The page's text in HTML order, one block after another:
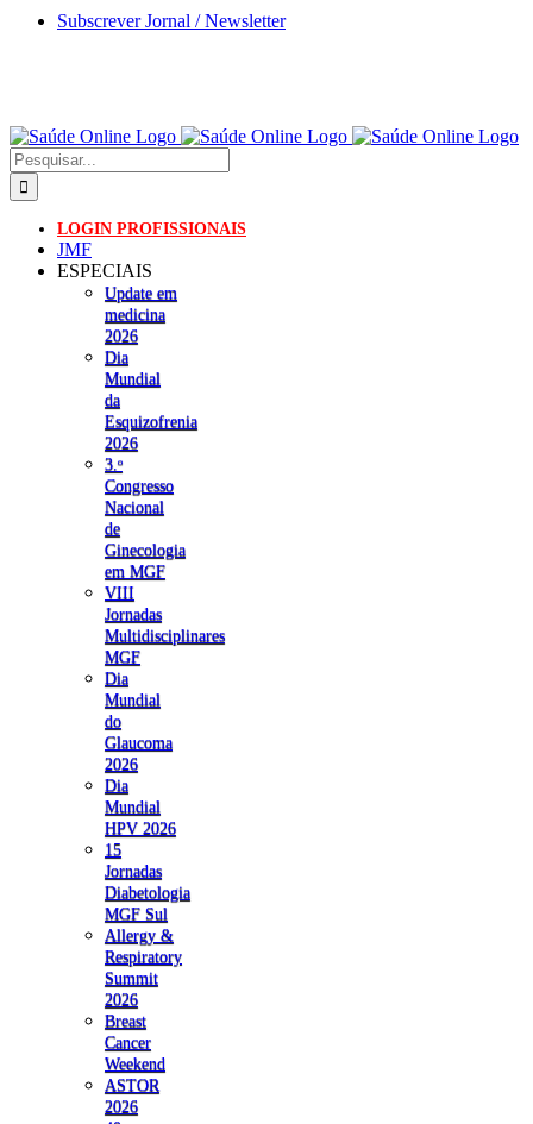
Skip
Subscrever Jornal / Newsletter
Pesquisar
LOGIN PROFISSIONAIS
JMF
ESPECIAIS
Update em
medicina
2026
Dia
Mundial
da
Esquizofrenia
2026
3.ᵒ
Congresso
Nacional
de
Ginecologia
em MGF
VIII
Jornadas
Multidisciplinares
MGF
Dia
Mundial
do
Glaucoma
2026
Dia
Mundial
HPV 2026
15
Jornadas
Diabetologia
MGF Sul
Allergy &
Respiratory
Summit
2026
Breast
Cancer
Weekend
ASTOR
2026